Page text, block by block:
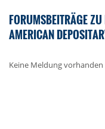
FORUMSBEITRÄGE
AMERICAN
Keine Meldung vorhanden